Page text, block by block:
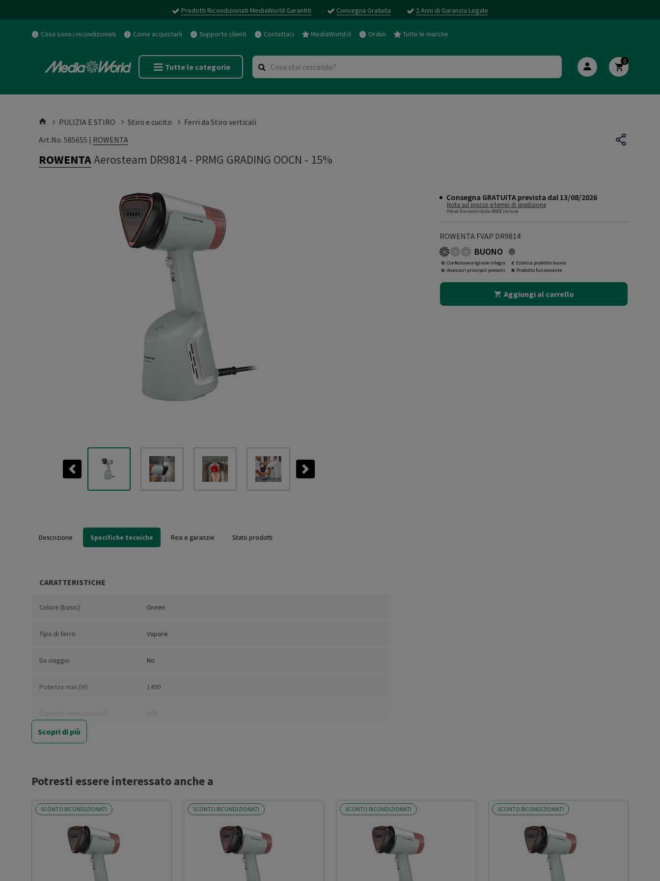
Prodotti Ricondizionati MediaWorld Garantiti Consegna Gratuita 2 Anni di Garanzia Legale
Cosa sono i ricondizionati Come acquistarli Supporto clienti Contattaci MediaWorld.it Ordini Tutte le marche
Tutte le categorie
0
PULIZIA E STIRO Stiro e cucito
Ferri da Stiro verticali
Art.No. 585655 | ROWENTA
ROWENTAAerosteam DR9814- PRMG GRADING OOCN - 15%
Previous Next
Consegna GRATUITA prevista dal 13/08/2026
Nota sul prezzo e tempi di spedizione
IVA ed Eco-contributo RAEE incluse
ROWENTA FVAP DR9814
BUONO
O: Confezione originale integra
O: Accessori principali presenti
C: Estetica prodotto buona
N: Prodotto funzionante
Aggiungi al carrello
Descrizione Specifiche tecniche Resi e garanzie Stato prodotti
CARATTERISTICHE
Colore (basic): Green
Tipo di ferro Vapore
Da viaggio No
Potenza max (W) 1400
Capacità serbatoio (ml) 100
Tempo di riscaldamento (min)
Vapore ad alta pressione
Spia pronto vapore
Scopri di più
Potresti essere interessato anche a
SCONTO RICONDIZIONATI SCONTO RICONDIZIONATI SCONTO RICONDIZIONATI SCONTO RICONDIZIONATI